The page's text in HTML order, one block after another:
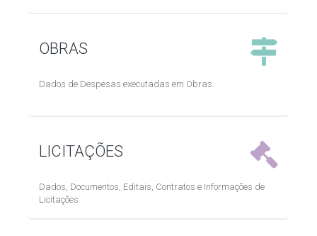
OBRAS
Dados de Despesas executadas em Obras.
LICITAÇÕES
Dados, Documentos, Editais, Contratos e Informações de
Licitações